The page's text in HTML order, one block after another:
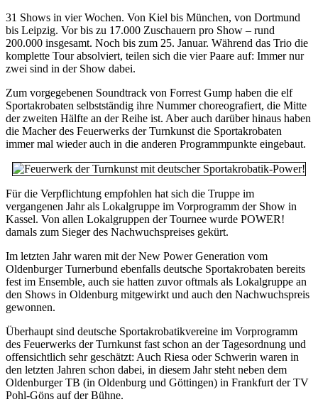
31 Shows in vier Wochen. Von Kiel bis München, von Dortmund
bis Leipzig. Vor bis zu 17.000 Zuschauern pro Show – rund
200.000 insgesamt. Noch bis zum 25. Januar. Während das Trio die
komplette Tour absolviert, teilen sich die vier Paare auf: Immer nur
zwei sind in der Show dabei.
Zum vorgegebenen Soundtrack von Forrest Gump haben die elf
Sportakrobaten selbstständig ihre Nummer choreografiert, die Mitte
der zweiten Hälfte an der Reihe ist. Aber auch darüber hinaus haben
die Macher des Feuerwerks der Turnkunst die Sportakrobaten
immer mal wieder auch in die anderen Programmpunkte eingebaut.
Für die Verpflichtung empfohlen hat sich die Truppe im
vergangenen Jahr als Lokalgruppe im Vorprogramm der Show in
Kassel. Von allen Lokalgruppen der Tournee wurde POWER!
damals zum Sieger des Nachwuchspreises gekürt.
Im letzten Jahr waren mit der New Power Generation vom
Oldenburger Turnerbund ebenfalls deutsche Sportakrobaten bereits
fest im Ensemble, auch sie hatten zuvor oftmals als Lokalgruppe an
den Shows in Oldenburg mitgewirkt und auch den Nachwuchspreis
gewonnen.
Überhaupt sind deutsche Sportakrobatikvereine im Vorprogramm
des Feuerwerks der Turnkunst fast schon an der Tagesordnung und
offensichtlich sehr geschätzt: Auch Riesa oder Schwerin waren in
den letzten Jahren schon dabei, in diesem Jahr steht neben dem
Oldenburger TB (in Oldenburg und Göttingen) in Frankfurt der TV
Pohl-Göns auf der Bühne.